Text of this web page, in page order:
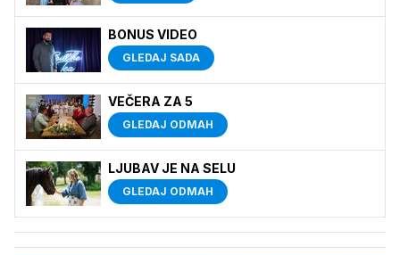
BONUS VIDEO
GLEDAJ SADA
VEČERA ZA 5
GLEDAJ ODMAH
LJUBAV JE NA SELU
GLEDAJ ODMAH